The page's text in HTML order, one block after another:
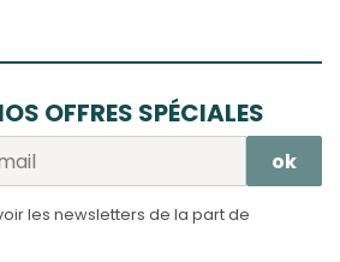
OFFRES SPÉCIALES
les newsletters de la part de